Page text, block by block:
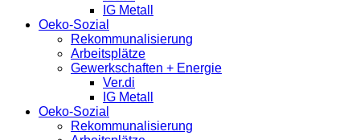
IG Metall
Oeko-Sozial
Rekommunalisierung
Arbeitsplätze
Gewerkschaften + Energie
Ver.di
IG Metall
Oeko-Sozial
Rekommunalisierung